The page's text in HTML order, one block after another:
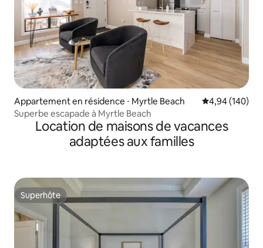
Appartement en résidence ⋅ Myrtle Beach Évaluation
4,94 (140)
Superbe escapade à Myrtle Beach
Location de maisons de vacances
adaptées aux familles
Superhôte
Superhôte